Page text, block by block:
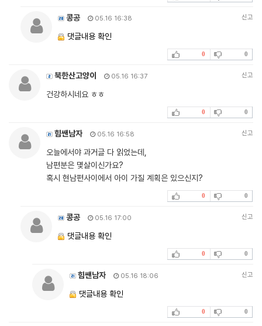
콩공 05.16 16:38 신고
댓글내용 확인
0 0
북한산고양이 05.16 16:37 신고
건강하시네요 ㅎㅎ
0 0
힘쌘남자 05.16 16:58 신고
오늘에서야 과거글 다 읽었는데,
남편분은 몇살이신가요?
혹시 현남편사이에서 아이 가질 계획은 있으신지?
0 0
콩공 05.16 17:00 신고
댓글내용 확인
0 0
힘쌘남자 05.16 18:06 신고
댓글내용 확인
0 0